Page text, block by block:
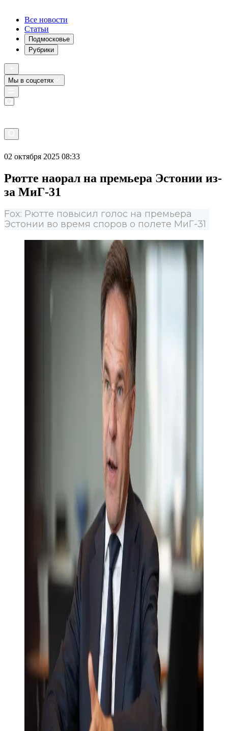
Все новости
Статьи
Подмосковье
Рубрики
Мы в соцсетях
02 октября 2025 08:33
Рютте наорал на премьера Эстонии из-
за МиГ-31
Fox: Рютте повысил голос на премьера
Эстонии во время споров о полете МиГ-31